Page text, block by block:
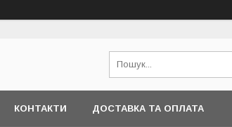
КОНТАКТИ ДОСТАВКА ТА ОПЛАТА